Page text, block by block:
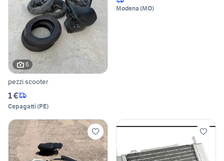
6
pezzi scooter
1 €
Cepagatti(PE)
Modena (MO)